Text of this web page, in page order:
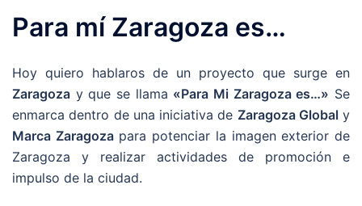
Para mí Zaragoza es…
Hoy quiero hablaros de un proyecto que surge en
Zaragoza y que se llama «Para Mi Zaragoza es…» Se
enmarca dentro de una iniciativa de Zaragoza Globaly
Marca Zaragozapara potenciar la imagen exterior de
Zaragoza y realizar actividades de promoción e
impulso de la ciudad.